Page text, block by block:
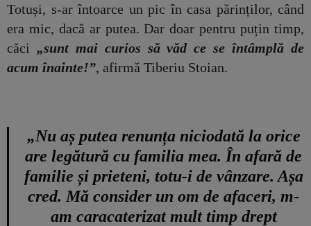
Totuși, s-ar întoarce un pic în casa părinților, când
era mic, dacă ar putea. Dar doar pentru puțin timp,
căci „sunt mai curios să văd ce se întâmplă de
acum înainte!”, afirmă Tiberiu Stoian.
„Nu aș putea renunța niciodată la orice
are legătură cu familia mea. În afară de
familie și prieteni, totu-i de vânzare. Așa
cred. Mă consider un om de afaceri, m-
am caracaterizat mult timp drept